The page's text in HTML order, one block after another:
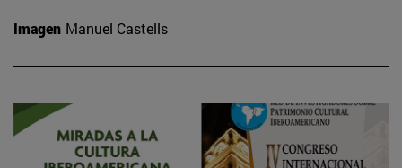
Imagen Manuel Castells